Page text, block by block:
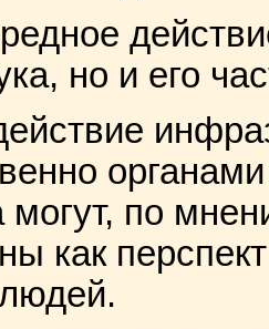
но и его
могут, по
как